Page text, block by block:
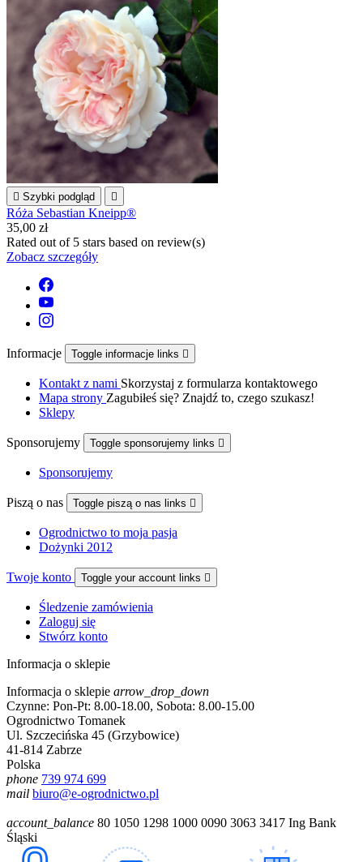
 Szybki podgląd 
Róża Sebastian Kneipp®
35,00 zł
Rated out of 5 stars based on review(s)
Zobacz szczegóły
Informacje Toggle informacje links 
Kontakt z nami Skorzystaj z formularza kontaktowego
Mapa strony Zagubiłeś się? Znajdź to, czego szukasz!
Sklepy
Sponsorujemy Toggle sponsorujemy links 
Sponsorujemy
Piszą o nas Toggle piszą o nas links 
Ogrodnictwo to moja pasja
Dożynki 2012
Twoje konto Toggle your account links 
Śledzenie zamówienia
Zaloguj się
Stwórz konto
Informacja o sklepie
Informacja o sklepie arrow_drop_down
Czynne: Pon-Pt: 8.00-18.00, Sobota: 8.00-15.00
Ogrodnictwo Tomanek
Ul. Szczecińska 45 (Grzybowice)
41-814 Zabrze
Polska
phone 739 974 699
mail biuro@e-ogrodnictwo.pl
account_balance 80 1050 1298 1000 0090 3063 3417 Ing Bank
Śląski